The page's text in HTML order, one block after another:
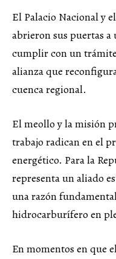
El Palacio Nacional y
abrieron sus puertas a
cumplir con un
alianza que
cuenca regional.
El meollo y la misión
trabajo radican en el
energético. Para la
representa un aliado
una razón
hidrocarburífero en
En momentos en que